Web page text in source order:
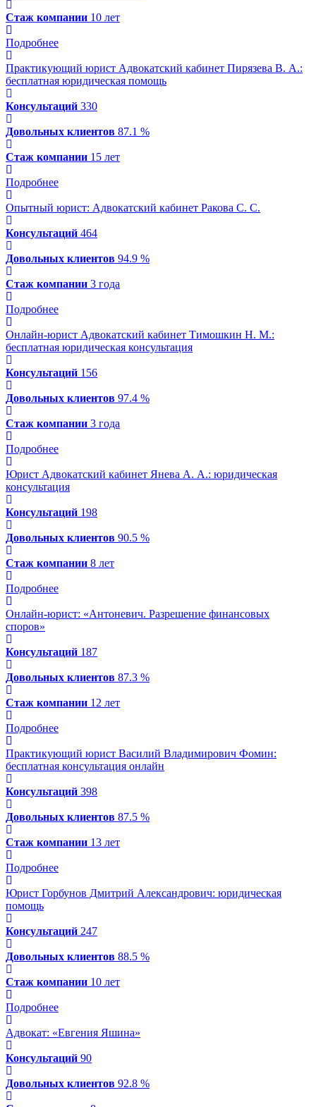
Стаж компании 10 лет
Подробнее
Практикующий юрист Адвокатский кабинет Пирязева В. А.:
бесплатная юридическая помощь
Консультаций 330
Довольных клиентов 87.1 %
Стаж компании 15 лет
Подробнее
Опытный юрист: Адвокатский кабинет Ракова С. С.
Консультаций 464
Довольных клиентов 94.9 %
Стаж компании 3 года
Подробнее
Онлайн-юрист Адвокатский кабинет Тимошкин Н. М.:
бесплатная юридическая консультация
Консультаций 156
Довольных клиентов 97.4 %
Стаж компании 3 года
Подробнее
Юрист Адвокатский кабинет Янева А. А.: юридическая
консультация
Консультаций 198
Довольных клиентов 90.5 %
Стаж компании 8 лет
Подробнее
Онлайн-юрист: «Антоневич. Разрешение финансовых
споров»
Консультаций 187
Довольных клиентов 87.3 %
Стаж компании 12 лет
Подробнее
Практикующий юрист Василий Владимирович Фомин:
бесплатная консультация онлайн
Консультаций 398
Довольных клиентов 87.5 %
Стаж компании 13 лет
Подробнее
Юрист Горбунов Дмитрий Александрович: юридическая
помощь
Консультаций 247
Довольных клиентов 88.5 %
Стаж компании 10 лет
Подробнее
Адвокат: «Евгения Яшина»
Консультаций 90
Довольных клиентов 92.8 %